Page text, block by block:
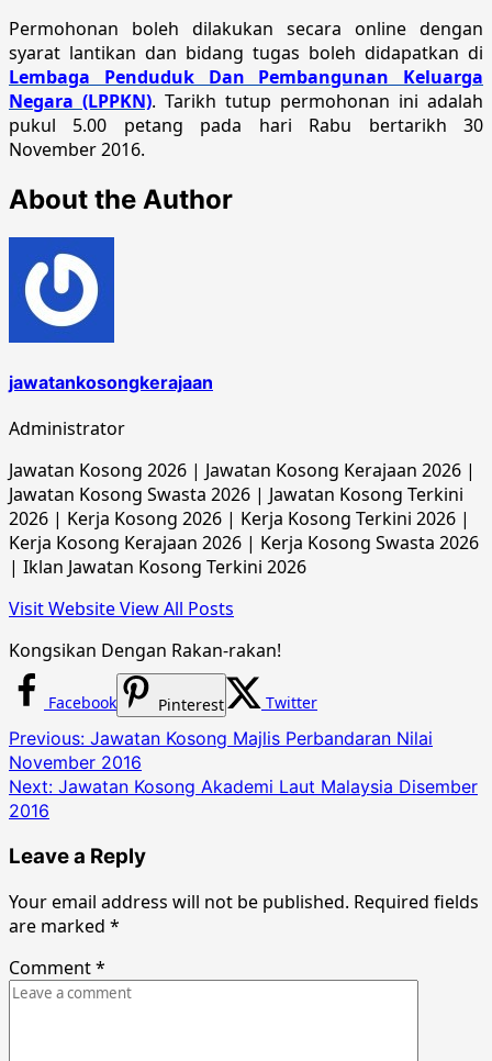
Permohonan boleh dilakukan secara online dengan
syarat lantikan dan bidang tugas boleh didapatkan di
Lembaga Penduduk Dan Pembangunan Keluarga
Negara (LPPKN). Tarikh tutup permohonan ini adalah
pukul 5.00 petang pada hari Rabu bertarikh 30
November 2016.
About the Author
jawatankosongkerajaan
Administrator
Jawatan Kosong 2026 | Jawatan Kosong Kerajaan 2026 |
Jawatan Kosong Swasta 2026 | Jawatan Kosong Terkini
2026 | Kerja Kosong 2026 | Kerja Kosong Terkini 2026 |
Kerja Kosong Kerajaan 2026 | Kerja Kosong Swasta 2026
| Iklan Jawatan Kosong Terkini 2026
Visit WebsiteView All Posts
Kongsikan Dengan Rakan-rakan!
Facebook Pinterest Twitter
Post
navigation
Previous: Jawatan Kosong Majlis Perbandaran Nilai
November 2016
Next: Jawatan Kosong Akademi Laut Malaysia Disember
2016
Leave a Reply
Your email address will not be published. Required fields
are marked *
Comment*